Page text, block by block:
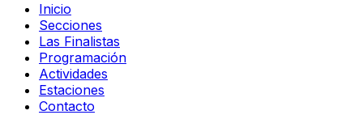
Inicio
Secciones
Las Finalistas
Programación
Actividades
Estaciones
Contacto